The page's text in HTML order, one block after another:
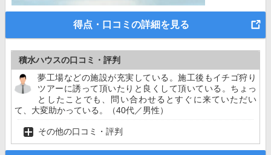
得点・口コミの詳細を見る
積水ハウスの口コミ・評判
夢工場などの施設が充実している。施工後もイチゴ狩り
ツアーに誘って頂いたりと良くして頂いている。ちょっ
としたことでも、問い合わせるとすぐに来ていただい
て、大変助かっている。（40代／男性）
その他の口コミ・評判